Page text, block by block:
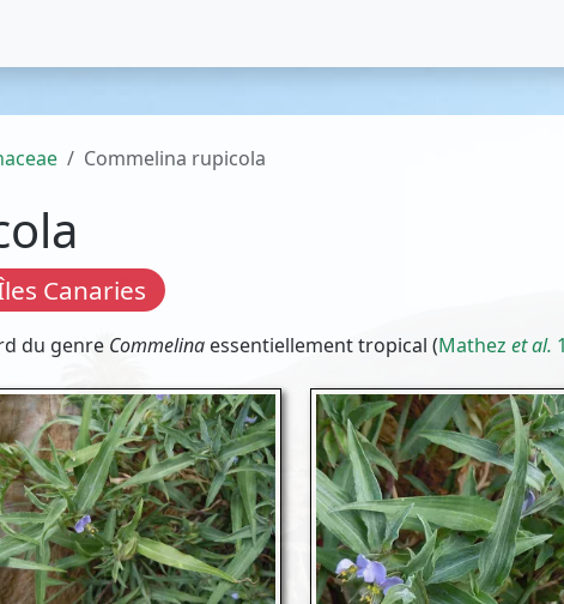
Commelina rupicola
Canaries
du genre Commelina essentiellement tropical (Mathezet al.